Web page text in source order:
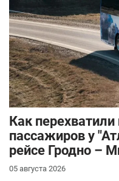
Как
пассажиров у
рейсе Гродно –
05 августа 2026